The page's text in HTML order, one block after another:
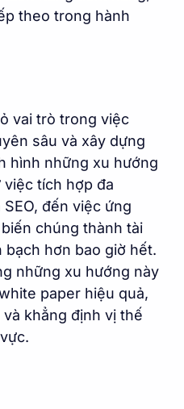
theo trong hành
vai trò trong việc
sâu và xây dựng
hình những xu hướng
tích hợp đa
đến việc ứng
chúng thành tài
bạch hơn bao giờ hết.
những xu hướng này
paper hiệu quả,
khẳng định vị thế